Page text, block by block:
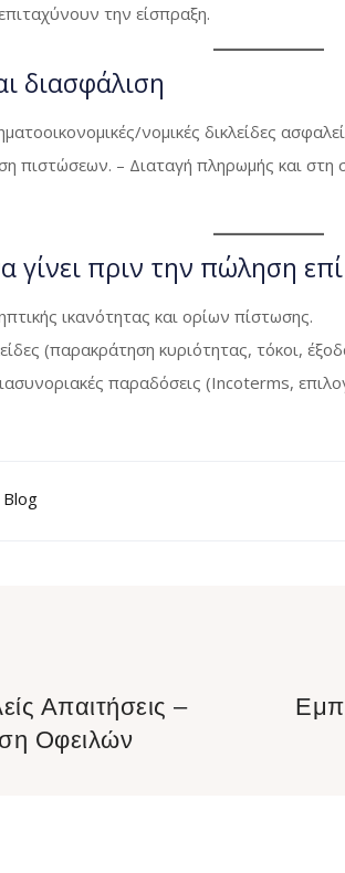
την είσπραξη.
διασφάλιση
νομικές δικλείδες
πιστώσεων. – Διαταγή πληρωμής και στη
γίνει πριν την πώληση
ικανότητας και ορίων πίστωσης.
(παρακράτηση κυριότητας, τόκοι,
παραδόσεις (Incoterms,
Blog
Απαιτήσεις –
Οφειλών